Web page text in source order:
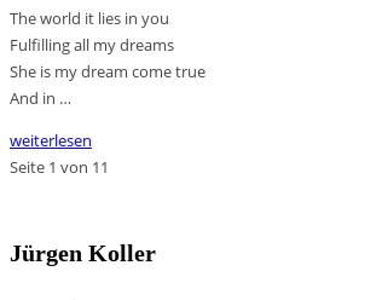
The world it lies in you
Fulfilling all my dreams
She is my dream come true
And in …
weiterlesen
Seite 1 von 11
Jürgen Koller